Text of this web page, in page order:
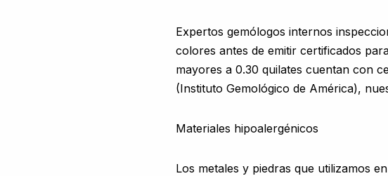
Expertos gemólogos internos
colores antes de emitir certificados
mayores a 0.30 quilates cuentan con
(Instituto Gemológico de América),
Materiales hipoalergénicos
Los metales y piedras que utilizamos